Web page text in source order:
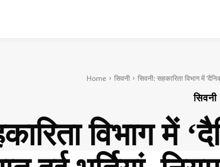
Home सिवनी सिवनी: सहकारिता विभाग में
सिवनी
विभाग में